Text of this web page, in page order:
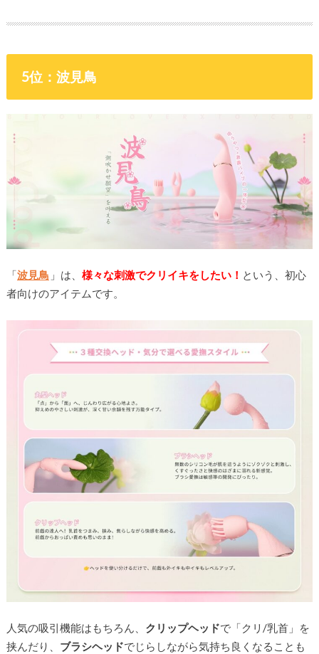
5位：波見鳥
「波見鳥 」は、 様々な刺激でクリイキをしたい！ という、初心
者向けのアイテムです。
人気の吸引機能はもちろん、 クリップヘッドで「クリ/乳首」を
挟んだり、 ブラシヘッドでじらしながら気持ち良くなることも